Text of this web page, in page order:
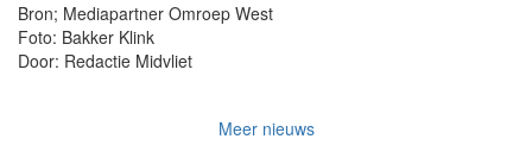
Bron; Mediapartner Omroep West
Foto: Bakker Klink
Door: Redactie Midvliet
Meer nieuws